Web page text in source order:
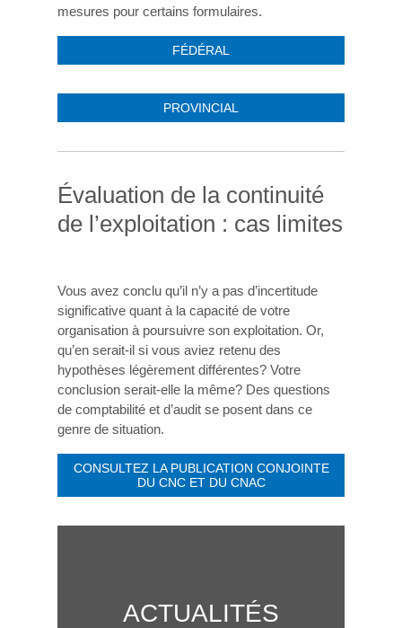
mesures pour certains formulaires.
FÉDÉRAL
PROVINCIAL
Évaluation de la continuité
de l’exploitation : cas limites
Vous avez conclu qu’il n’y a pas d’incertitude
significative quant à la capacité de votre
organisation à poursuivre son exploitation. Or,
qu’en serait-il si vous aviez retenu des
hypothèses légèrement différentes? Votre
conclusion serait-elle la même? Des questions
de comptabilité et d’audit se posent dans ce
genre de situation.
CONSULTEZ LA PUBLICATION CONJOINTE
DU CNC ET DU CNAC
ACTUALITÉS